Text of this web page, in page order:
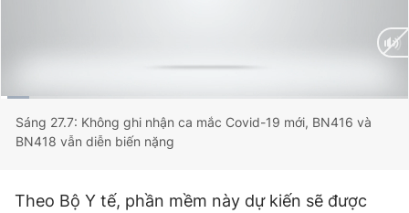
Phó tổng biên tập thường trực: Hải Thành
Tổng thư ký tòa soạn: Đức Trung
Giấy phép xuất bản số 110/GP - BTTTT cấp ngày 24.3.2020
bản. Phát triển bởi ePi Technologies, JSC.
Time
Sáng 27.7: Không ghi nhận ca mắc Covid-19 mới, BN416 và
BN418 vẫn diễn biến nặng
Theo Bộ Y tế, phần mềm này dự kiến sẽ được